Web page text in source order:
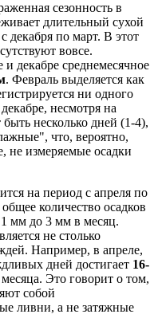
сезонность в
длительный сухой
декабря по март. В этот
вовсе.
декабре среднемесячное
. Февраль выделяется как
ни одного
несмотря на
несколько дней (1-4),
что, вероятно,
не измеряемые осадки
на период с апреля по
количество осадков
1 мм до 3 мм в месяц.
не столько
Например, в апреле,
дней достигает 16-
Это говорит о том,
собой
ливни, а не затяжные